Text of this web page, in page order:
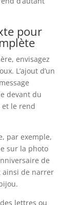
pour
envisagez
L’ajout d’un
devant du
le rend
par exemple,
sur la photo
de
ainsi de narrer
lettres ou